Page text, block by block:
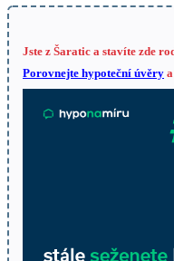
Jste z Šaratic a stavíte zde
Porovnejte hypoteční úvěry